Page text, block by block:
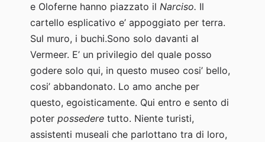
e Oloferne hanno piazzato ilNarciso. Il
cartello esplicativo e’ appoggiato per terra.
Sul muro, i buchi.Sono solo davanti al
Vermeer. E’ un privilegio del quale posso
godere solo qui, in questo museo cosi’ bello,
cosi’ abbandonato. Lo amo anche per
questo, egoisticamente. Qui entro e sento di
poterpossedere tutto. Niente turisti,
assistenti museali che parlottano tra di loro,